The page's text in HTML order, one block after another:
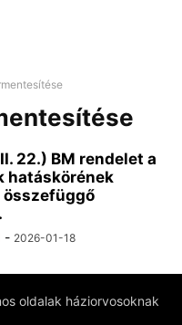
22.) BM rendelet a
hatáskörének
- 2026-01-18
oldalak háziorvosoknak